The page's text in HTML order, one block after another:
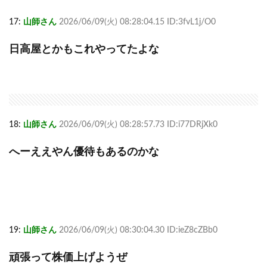
17: 山師さん 2026/06/09(火) 08:28:04.15 ID:3fvL1j/O0
日高屋とかもこれやってたよな
18: 山師さん 2026/06/09(火) 08:28:57.73 ID:i77DRjXk0
へーええやん優待もあるのかな
19: 山師さん 2026/06/09(火) 08:30:04.30 ID:ieZ8cZBb0
頑張って株価上げようぜ